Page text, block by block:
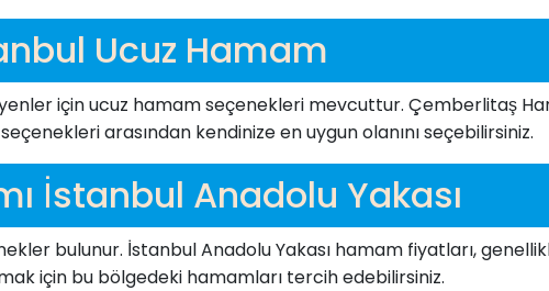
Ucuz Hamam
için ucuz hamam seçenekleri mevcuttur. Çemberlitaş
arasından kendinize en uygun olanını seçebilirsiniz.
İstanbul Anadolu Yakası
bulunur. İstanbul Anadolu Yakası hamam fiyatları,
için bu bölgedeki hamamları tercih edebilirsiniz.